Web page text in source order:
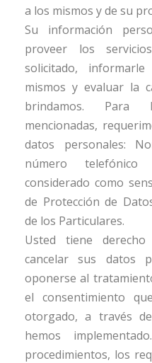
a los mismos y de su
Su información
proveer los
solicitado,
mismos y evaluar la
brindamos. Para
mencionadas,
datos personales:
número
considerado como
de Protección de
de los Particulares.
Usted tiene
cancelar sus datos
oponerse al
el consentimiento
otorgado, a través
hemos
procedimientos, los